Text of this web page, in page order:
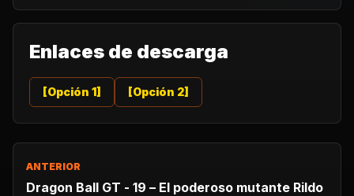
Enlaces de descarga
[Opción 1] [Opción 2]
ANTERIOR
Dragon Ball GT - 19 – El poderoso mutante Rildo